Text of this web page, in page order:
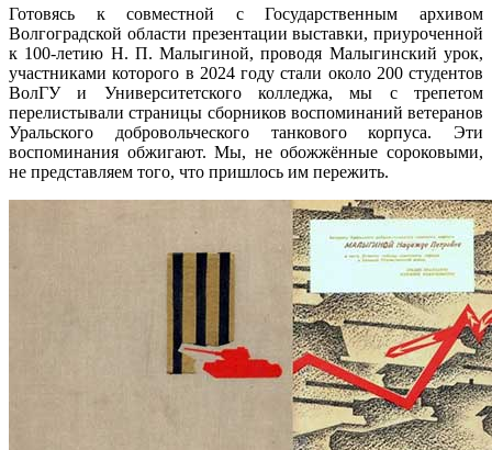
Готовясь к совместной с Государственным архивом
Волгоградской области презентации выставки, приуроченной
к 100-летию Н. П. Малыгиной, проводя Малыгинский урок,
участниками которого в 2024 году стали около 200 студентов
ВолГУ и Университетского колледжа, мы с трепетом
перелистывали страницы сборников воспоминаний ветеранов
Уральского добровольческого танкового корпуса. Эти
воспоминания обжигают. Мы, не обожжённые сороковыми,
не представляем того, что пришлось им пережить.